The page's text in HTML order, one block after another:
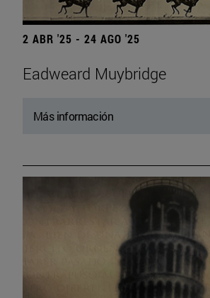
2 ABR '25 - 24 AGO '25
Eadweard Muybridge
Más información